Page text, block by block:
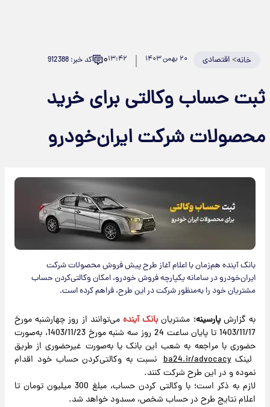
خانه>اقتصادی ۲۰ بهمن ۱۴۰۳ ۱۳:۴۲۰ کد خبر: 912388
حساب وکالتی برای خرید
شرکت ایران‌خودرو
بانک آینده هم‌زمان با اعلام آغاز طرح پیش فروش محصولات شرکت
ایران‌خودرو در سامانه یکپارچه فروش خودرو، امکان وکالتی‌کردن حساب
مشتریان خود را به‌منظور شرکت در این طرح، فراهم کرده است.
به گزارشپارسینه؛ مشتریانبانک آیندهمی‌توانند از روز چهار‌شنبه مورخ
1403/11/17 تا پایان ساعت 24 روز سه شنبه مورخ 1403/11/23، به‌صورت
حضوری با مراجعه به شعب این بانک یا به‌صورت غیرحضوری از طریق
لینکba24.ir/advocacyنسبت به وکالتی‌کردن حساب خود اقدام
نموده و در این طرح شرکت کنند.
لازم به ذکر است؛ با وکالتی کردن حساب، مبلغ 300 میلیون تومان تا
اعلام نتایج طرح در حساب شخص، مسدود خواهد شد.